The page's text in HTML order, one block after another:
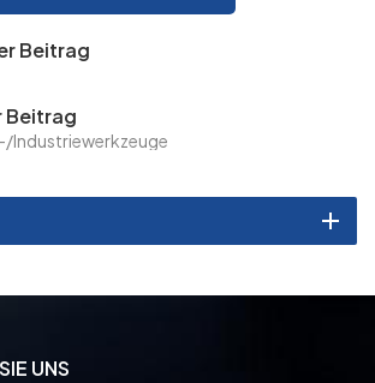
Beitrag
Beitrag
Industriewerkzeuge
UNS